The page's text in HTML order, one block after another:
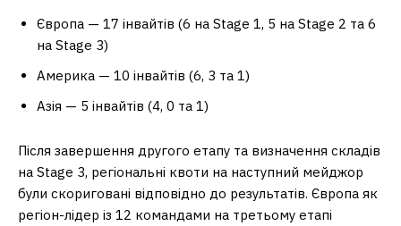
Європа — 17 інвайтів (6 на Stage 1, 5 на Stage 2 та 6
на Stage 3)
Америка — 10 інвайтів (6, 3 та 1)
Азія — 5 інвайтів (4, 0 та 1)
Після завершення другого етапу та визначення складів
на Stage 3, регіональні квоти на наступний мейджор
були скориговані відповідно до результатів. Європа як
регіон-лідер із 12 командами на третьому етапі